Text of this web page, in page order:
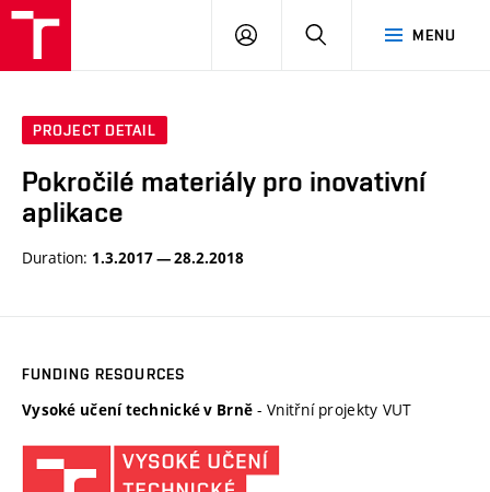
MENU
LOG
SEARCH
PROJECT DETAIL
Pokročilé materiály pro inovativní
aplikace
Duration: 1.3.2017 — 28.2.2018
FUNDING RESOURCES
Vysoké učení technické v Brně - Vnitřní projekty VUT